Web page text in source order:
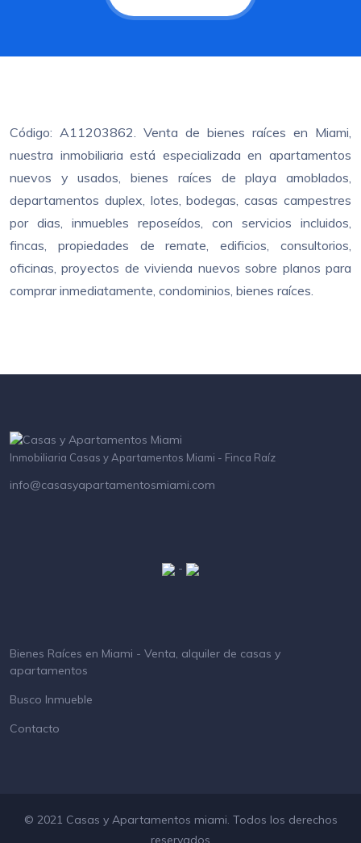
Código: A11203862. Venta de bienes raíces en Miami,
nuestra inmobiliaria está especializada en apartamentos
nuevos y usados, bienes raíces de playa amoblados,
departamentos duplex, lotes, bodegas, casas campestres
por dias, inmuebles reposeídos, con servicios incluidos,
fincas, propiedades de remate, edificios, consultorios,
oficinas, proyectos de vivienda nuevos sobre planos para
comprar inmediatamente, condominios, bienes raíces.
Inmobiliaria Casas y Apartamentos Miami - Finca Raíz
info@casasyapartamentosmiami.com
-
Bienes Raíces en Miami - Venta, alquiler de casas y
apartamentos
Busco Inmueble
Contacto
© 2021 Casas y Apartamentos miami. Todos los derechos
reservados